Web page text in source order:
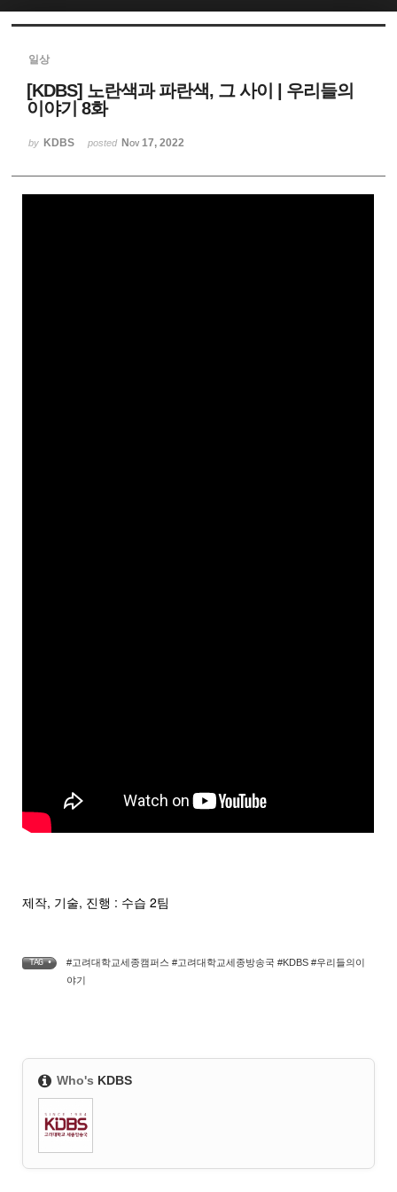
일상
[KDBS] 노란색과 파란색, 그 사이 | 우리들의
이야기 8화
by KDBS posted Nov 17, 2022
제작, 기술, 진행 : 수습 2팀
TAG •
#고려대학교세종캠퍼스 #고려대학교세종방송국 #KDBS #우리들의이
야기
Who's KDBS
Sketchbook5, 스케치북5
Sketchbook5, 스케치북5